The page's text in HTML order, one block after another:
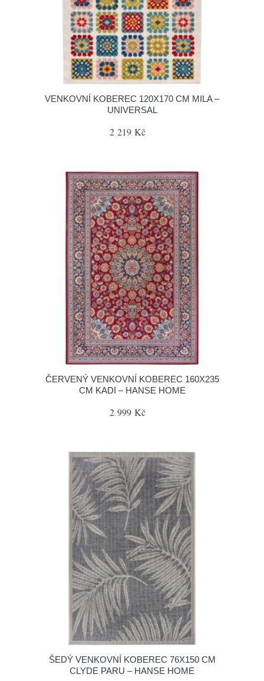
VENKOVNÍ KOBEREC 120X170 CM MILA –
UNIVERSAL
2 219 Kč
ČERVENÝ VENKOVNÍ KOBEREC 160X235
CM KADI – HANSE HOME
2 999 Kč
ŠEDÝ VENKOVNÍ KOBEREC 76X150 CM
CLYDE PARU – HANSE HOME